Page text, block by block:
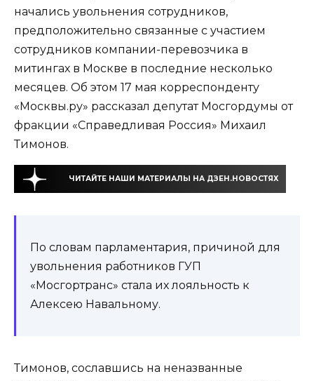
начались увольнения сотрудников,
предположительно связанные с участием
сотрудников компании-перевозчика в
митингах в Москве в последние несколько
месяцев. Об этом 17 мая корреспонденту
«Москвы.ру» рассказал депутат Мосгордумы от
фракции «Справедливая Россия» Михаил
Тимонов.
ЧИТАЙТЕ НАШИ МАТЕРИАЛЫ НА ДЗЕН.НОВОСТЯХ
По словам парламентария, причиной для
увольнения работников ГУП
«Мосгортранс» стала их лояльность к
Алексею Навальному.
Тимонов, сославшись на неназванные